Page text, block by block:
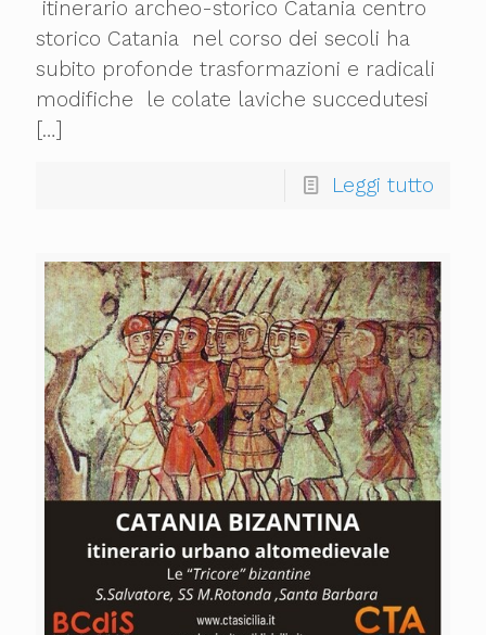
itinerario archeo-storico Catania centro
storico Catania nel corso dei secoli ha
subito profonde trasformazioni e radicali
modifiche le colate laviche succedutesi
[…]
Leggi tutto